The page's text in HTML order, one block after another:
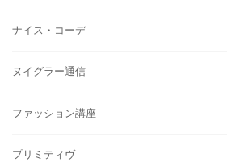
ナイス・コーデ
ヌイグラー通信
ファッション講座
プリミティヴ